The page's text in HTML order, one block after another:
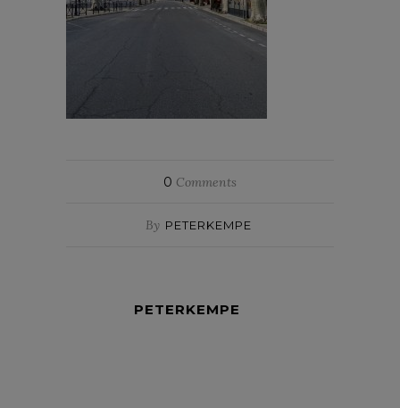
0 Comments
By PETERKEMPE
PETERKEMPE